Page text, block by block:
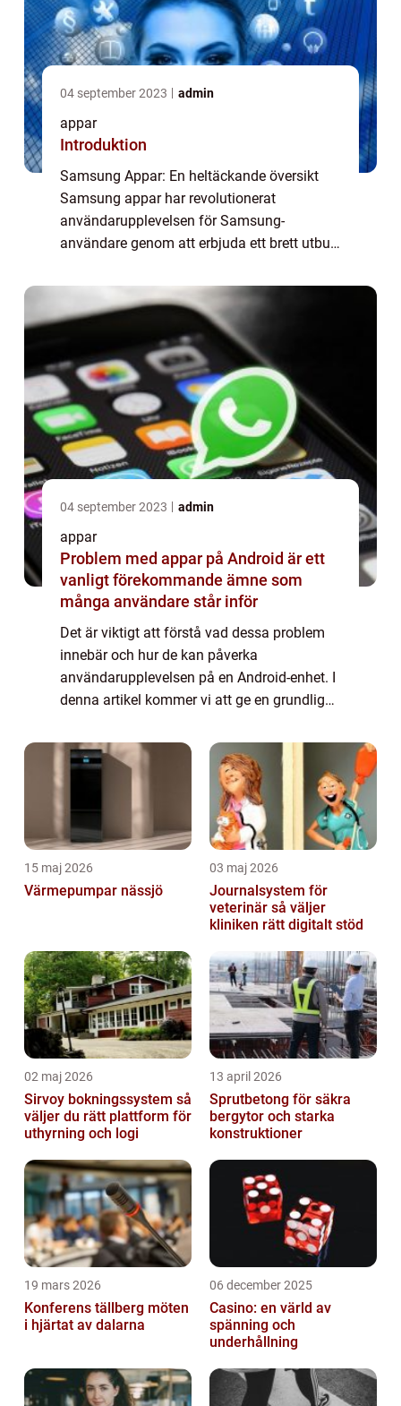
04 september 2023 admin
appar
Introduktion
Samsung Appar: En heltäckande översikt
Samsung appar har revolutionerat
användarupplevelsen för Samsung-
användare genom att erbjuda ett brett utbud
enheter och tillfredsställa deras behov. Med
en mängd olika a...
04 september 2023 admin
appar
Problem med appar på Android är ett
vanligt förekommande ämne som
många användare står inför
Det är viktigt att förstå vad dessa problem
innebär och hur de kan påverka
användarupplevelsen på en Android-enhet. I
denna artikel kommer vi att ge en grundlig
olika typer av problem som kan uppstå, ta
upp pop...
15 maj 2026
Värmepumpar nässjö
03 maj 2026
Journalsystem för
veterinär så väljer
kliniken rätt digitalt stöd
02 maj 2026
Sirvoy bokningssystem så
väljer du rätt plattform för
uthyrning och logi
13 april 2026
Sprutbetong för säkra
bergytor och starka
konstruktioner
19 mars 2026
Konferens tällberg möten
i hjärtat av dalarna
06 december 2025
Casino: en värld av
spänning och
underhållning